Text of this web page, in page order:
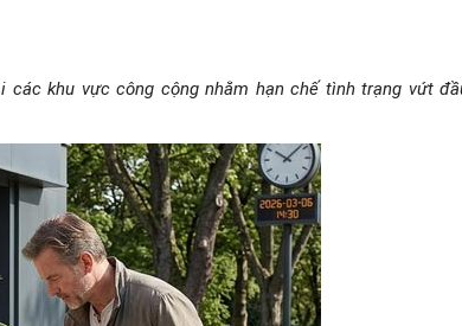
khu vực công cộng nhằm hạn chế tình trạng vứt